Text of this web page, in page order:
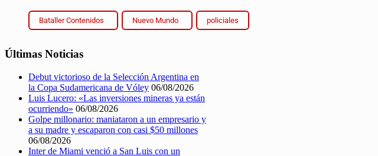
Bataller Contenidos Nuevo Mundo policiales
Últimas Noticias
Debut victorioso de la Selección Argentina en
la Copa Sudamericana de Vóley 06/08/2026
Luis Lucero: «Las inversiones mineras ya están
ocurriendo» 06/08/2026
Golpe millonario: maniataron a un empresario y
a su madre y escaparon con casi $50 millones
06/08/2026
Inter de Miami venció a San Luis con un